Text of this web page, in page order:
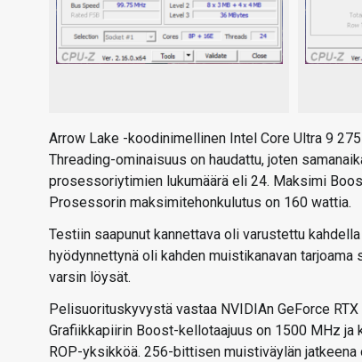
Arrow Lake -koodinimellinen Intel Core Ultra 9
Threading-ominaisuus on haudattu, joten
prosessoriytimien lukumäärä eli 24. Maksimi
Prosessorin maksimitehonkulutus on 160 wattia.
Testiin saapunut kannettava oli varustettu
hyödynnettynä oli kahden muistikanavan
varsin löysät.
Pelisuorituskyvystä vastaa NVIDIAn GeForce
Grafiikkapiirin Boost-kellotaajuus on 1500 MHz ja
ROP-yksikköä. 256-bittisen muistiväylän